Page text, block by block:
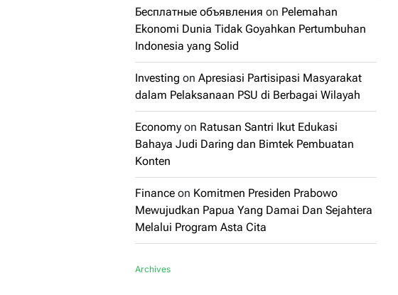
Бесплатные объявления on Pelemahan
Ekonomi Dunia Tidak Goyahkan Pertumbuhan
Indonesia yang Solid
Investing on Apresiasi Partisipasi Masyarakat
dalam Pelaksanaan PSU di Berbagai Wilayah
Economy on Ratusan Santri Ikut Edukasi
Bahaya Judi Daring dan Bimtek Pembuatan
Konten
Finance on Komitmen Presiden Prabowo
Mewujudkan Papua Yang Damai Dan Sejahtera
Melalui Program Asta Cita
Archives